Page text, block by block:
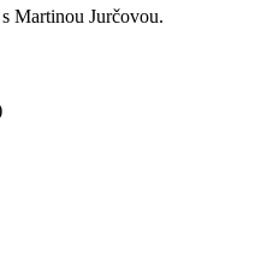
Martinou Jurčovou.